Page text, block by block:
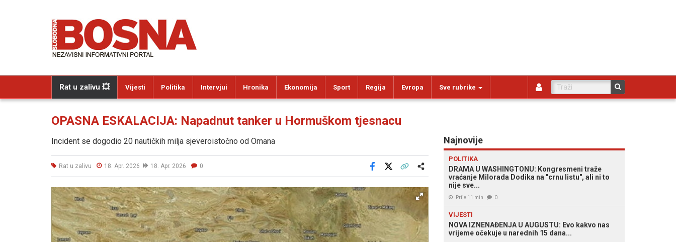
Rat u zalivu 💥 Vijesti Politika Intervjui Hronika Ekonomija Sport Regija Evropa Sve rubrike
OPASNA ESKALACIJA: Napadnut tanker u Hormuškom tjesnacu
Incident se dogodio 20 nautičkih milja sjeveroistočno od Omana
Rat u zalivu 18. Apr. 2026 18. Apr. 2026 0
Facebook
Najnovije
POLITIKA
DRAMA U WASHINGTONU: Kongresmeni traže
vraćanje Milorada Dodika na "crnu listu", ali ni to
nije sve...
Prije 11 min 0
VIJESTI
NOVA IZNENAĐENJA U AUGUSTU: Evo kakvo nas
vrijeme očekuje u narednih 15 dana...